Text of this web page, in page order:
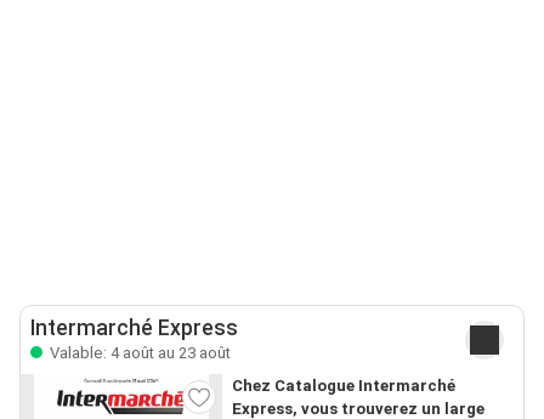
Intermarché Express
Valable: 4 août au 23 août
Chez Catalogue Intermarché
Express, vous trouverez un large